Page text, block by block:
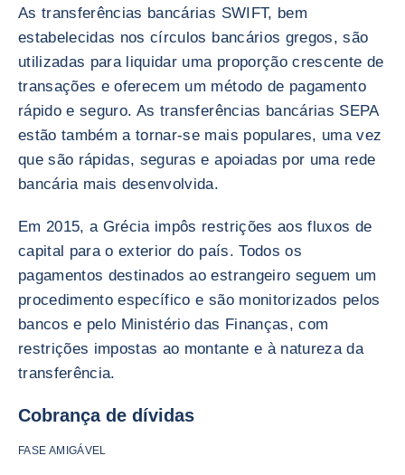
As transferências bancárias SWIFT, bem
estabelecidas nos círculos bancários gregos, são
utilizadas para liquidar uma proporção crescente de
transações e oferecem um método de pagamento
rápido e seguro. As transferências bancárias SEPA
estão também a tornar-se mais populares, uma vez
que são rápidas, seguras e apoiadas por uma rede
bancária mais desenvolvida.
Em 2015, a Grécia impôs restrições aos fluxos de
capital para o exterior do país. Todos os
pagamentos destinados ao estrangeiro seguem um
procedimento específico e são monitorizados pelos
bancos e pelo Ministério das Finanças, com
restrições impostas ao montante e à natureza da
transferência.
Cobrança de dívidas
FASE AMIGÁVEL